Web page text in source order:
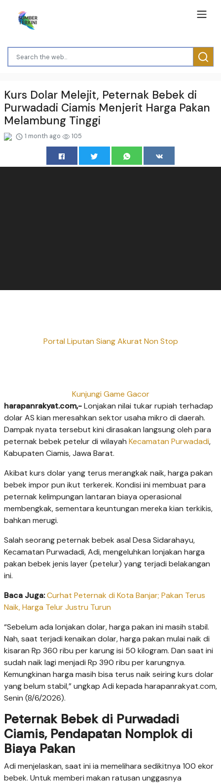
Kurs Dolar Melejit, Peternak Bebek di
Purwadadi Ciamis Menjerit Harga Pakan
Melambung Tinggi
1 month ago 105
Portal Liputan Siang Akurat Non Stop
Kunjungi Game Gacor
harapanrakyat.com,-Lonjakan nilai tukar rupiah terhadap
dolar AS kian meresahkan sektor usaha mikro di daerah.
Dampak nyata tersebut kini dirasakan langsung oleh para
peternak bebek petelur di wilayah Kecamatan Purwadadi,
Kabupaten Ciamis, Jawa Barat.
Akibat kurs dolar yang terus merangkak naik, harga pakan
bebek impor pun ikut terkerek. Kondisi ini membuat para
peternak kelimpungan lantaran biaya operasional
membengkak, sementara keuntungan mereka kian terkikis,
bahkan merugi.
Salah seorang peternak bebek asal Desa Sidarahayu,
Kecamatan Purwadadi, Adi, mengeluhkan lonjakan harga
pakan bebek jenis layer (petelur) yang terjadi belakangan
ini.
Baca Juga:Curhat Peternak di Kota Banjar; Pakan Terus
Naik, Harga Telur Justru Turun
“Sebelum ada lonjakan dolar, harga pakan ini masih stabil.
Nah, saat terjadi kenaikan dolar, harga pakan mulai naik di
kisaran Rp 360 ribu per karung isi 50 kilogram. Dan saat ini
sudah naik lagi menjadi Rp 390 ribu per karungnya.
Kemungkinan harga masih bisa terus naik seiring kurs dolar
yang belum stabil,” ungkap Adi kepada harapanrakyat.com,
Senin (8/6/2026).
Peternak Bebek di Purwadadi
Ciamis, Pendapatan Nomplok di
Biaya Pakan
Adi menjelaskan, saat ini ia memelihara sedikitnya 100 ekor
bebek. Untuk memberi makan ratusan unggasnya